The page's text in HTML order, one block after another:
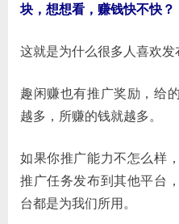
块，想想看，赚钱快不快？
这就是为什么很多人喜欢发
趣闲赚也有推广奖励，给
越多，所赚的钱就越多。
如果你推广能力不怎么样
推广任务发布到其他平台
台都是为我们所用。